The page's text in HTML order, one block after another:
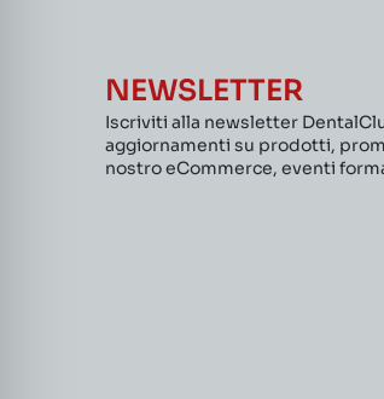
NEWSLETTER
Iscriviti alla newsletter
aggiornamenti su prodotti,
nostro eCommerce, eventi